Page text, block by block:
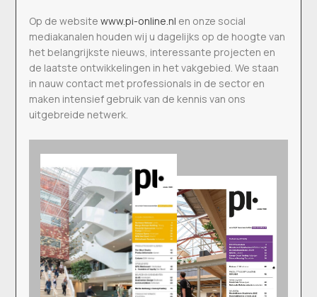
Op de websitewww.pi-online.nl en onze social
mediakanalen houden wij u dagelijks op de hoogte van
het belangrijkste nieuws, interessante projecten en
de laatste ontwikkelingen in het vakgebied. We staan
in nauw contact met professionals in de sector en
maken intensief gebruik van de kennis van ons
uitgebreide netwerk.